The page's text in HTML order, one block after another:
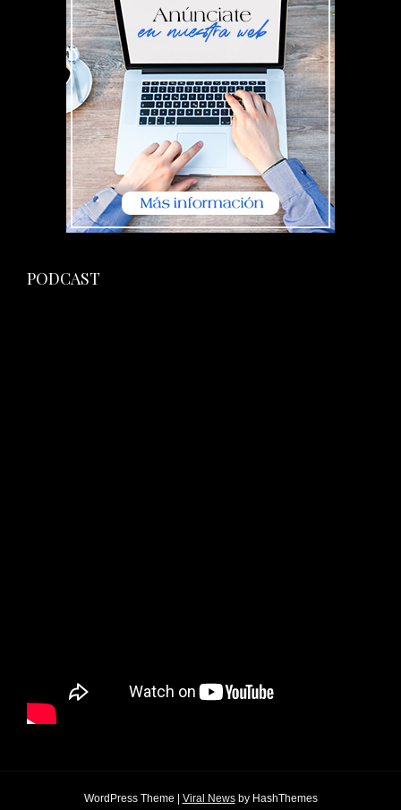
PODCAST
WordPress Theme Viral Newsby HashThemes